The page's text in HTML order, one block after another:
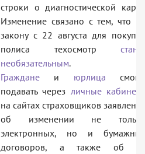
строки о диагностической
Изменение связано с тем, что
закону с 22 августа для
полиса техосмотр
необязательным.
Граждане и юрлица
подавать через личные
на сайтах страховщиков
об изменении не
электронных, но и
договоров, а также об